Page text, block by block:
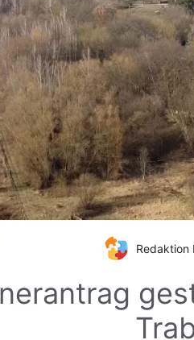
Redaktion